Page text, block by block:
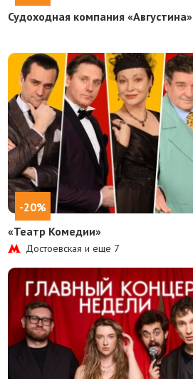
Судоходная компания «Августина»
-20%
«Театр Комедии»
Достоевская и еще 7